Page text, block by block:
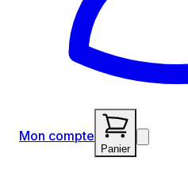
Mon compte
Panier